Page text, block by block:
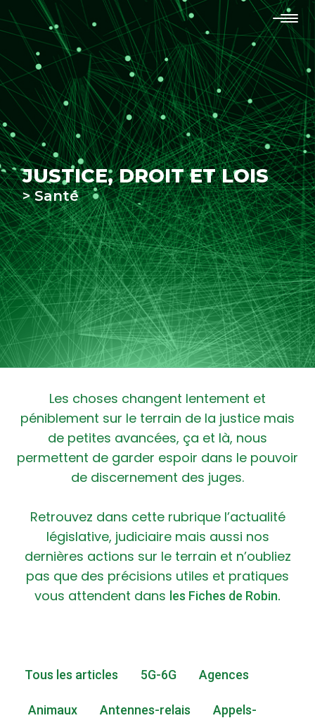
JUSTICE, DROIT ET LOIS
> Santé
Les choses changent lentement et
péniblement sur le terrain de la justice mais
de petites avancées, ça et là, nous
permettent de garder espoir dans le pouvoir
de discernement des juges.
Retrouvez dans cette rubrique l’actualité
législative, judiciaire mais aussi nos
dernières actions sur le terrain et n’oubliez
pas que des précisions utiles et pratiques
vous attendent dans les Fiches de Robin.
Tous les articles 5G-6G Agences
Animaux Antennes-relais Appels-